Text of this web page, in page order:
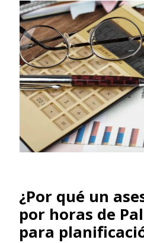
¿Por qué un
por horas de
para